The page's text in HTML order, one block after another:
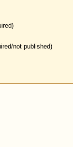
not published)